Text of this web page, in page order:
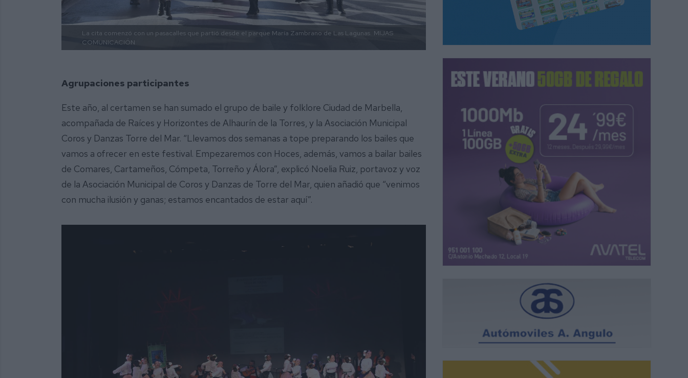
La cita comenzó con un pasacalles que partió desde el parque María Zambrano de Las Lagunas. MIJAS
COMUNICACIÓN
Agrupaciones participantes
Este año, al certamen se han sumado el grupo de baile y folklore Ciudad de Marbella,
acompañada de Raíces y Horizontes de Alhaurín de la Torres, y la Asociación Municipal
Coros y Danzas Torre del Mar. “Llevamos dos semanas a tope preparando los bailes que
vamos a ofrecer en este festival. Empezaremos con Hoces, además, vamos a bailar bailes
de Comares, Cartameños, Cómpeta, Torreño y Álora”, explicó Noelia Ruiz, portavoz y voz
de la Asociación Municipal de Coros y Danzas de Torre del Mar, quien añadió que “venimos
con mucha ilusión y ganas; estamos encantados de estar aquí”.